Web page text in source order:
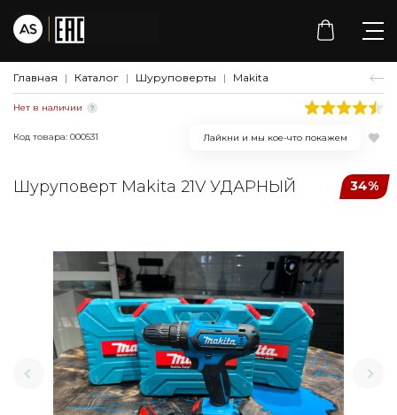
Главная Каталог Шуруповерты Makita
Нет в наличии
Код товара: 000531 Лайкни и мы кое-что покажем
Шуруповерт Makita 21V УДАРНЫЙ 34%